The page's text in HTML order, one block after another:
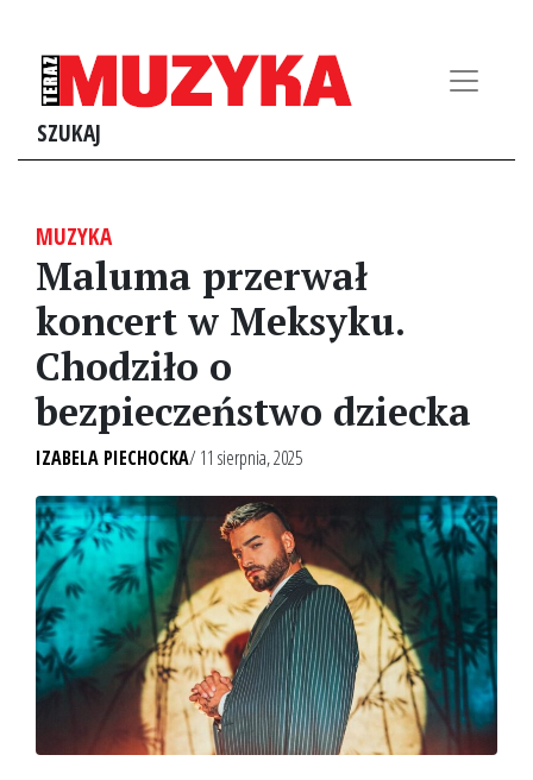
SZUKAJ
MUZYKA
Maluma przerwał
koncert w Meksyku.
Chodziło o
bezpieczeństwo dziecka
IZABELA PIECHOCKA/ 11 sierpnia, 2025